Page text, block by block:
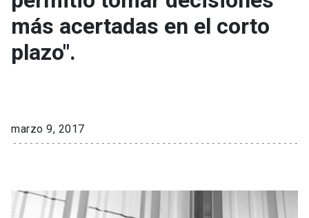
más acertadas en el corto
plazo".
marzo 9, 2017